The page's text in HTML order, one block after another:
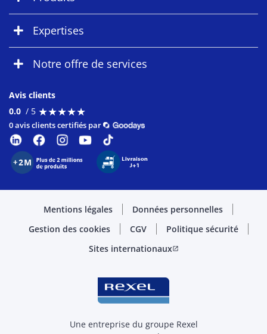
Expertises
Notre offre de services
Avis clients
0.0 / 5 ★★★★★
★★★★★
0 avis clients certifiés par
Mentions légales
Données personnelles
Gestion des cookies
CGV
Politique sécurité
Sites internationauxopen_in_new
Une entreprise du groupe Rexel